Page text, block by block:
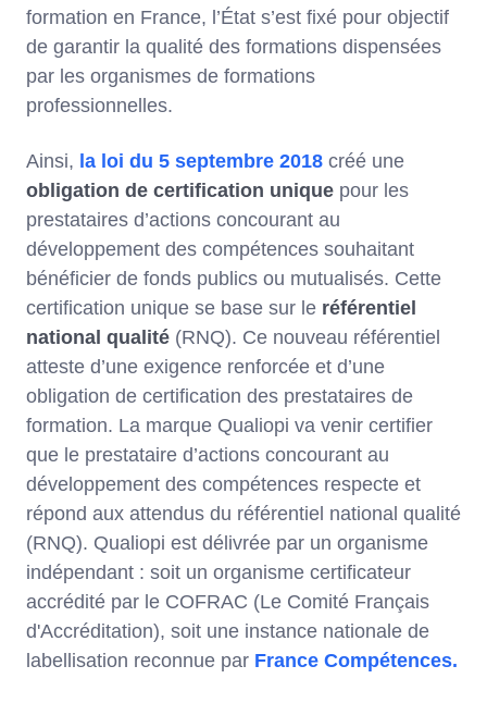
formation en France, l’État s’est fixé pour objectif
de garantir la qualité des formations dispensées
par les organismes de formations
professionnelles.
Ainsi, la loi du 5 septembre 2018 créé une
obligation de certification unique pour les
prestataires d’actions concourant au
développement des compétences souhaitant
bénéficier de fonds publics ou mutualisés. Cette
certification unique se base sur le référentiel
national qualité (RNQ). Ce nouveau référentiel
atteste d’une exigence renforcée et d’une
obligation de certification des prestataires de
formation. La marque Qualiopi va venir certifier
que le prestataire d’actions concourant au
développement des compétences respecte et
répond aux attendus du référentiel national qualité
(RNQ). Qualiopi est délivrée par un organisme
indépendant : soit un organisme certificateur
accrédité par le COFRAC (Le Comité Français
d'Accréditation), soit une instance nationale de
labellisation reconnue par France Compétences.